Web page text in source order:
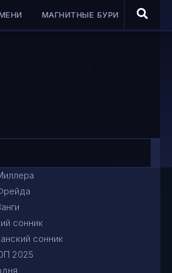
МАГНИТНЫЕ БУРИ
сонник
сонник
2025